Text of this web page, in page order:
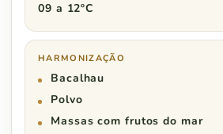
09 a 12ºC
HARMONIZAÇÃO
Bacalhau
Polvo
Massas com frutos do mar